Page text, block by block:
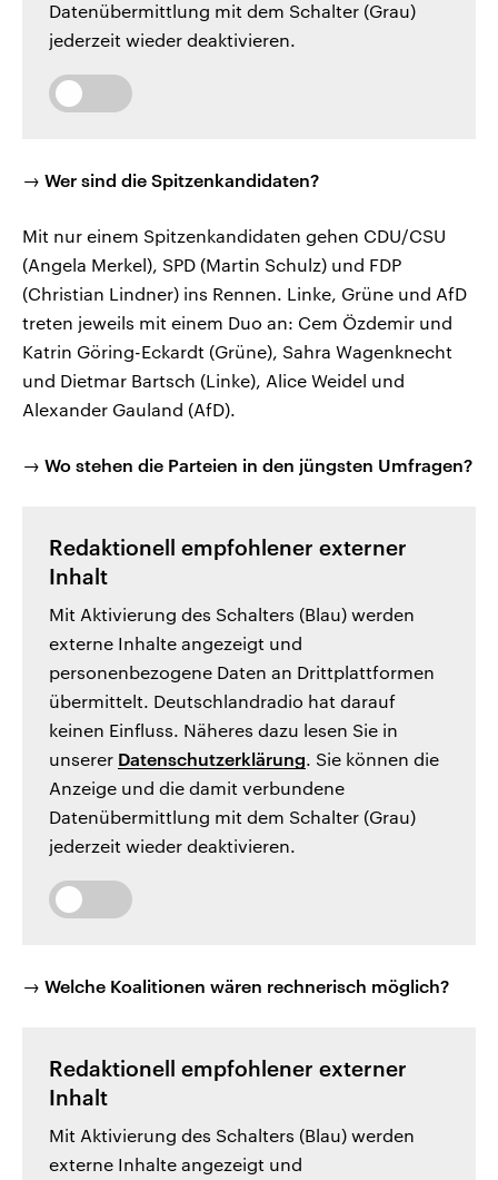
Datenübermittlung mit dem Schalter (Grau)
jederzeit wieder deaktivieren.
→ Wer sind die Spitzenkandidaten?
Mit nur einem Spitzenkandidaten gehen CDU/CSU
(Angela Merkel), SPD (Martin Schulz) und FDP
(Christian Lindner) ins Rennen. Linke, Grüne und AfD
treten jeweils mit einem Duo an: Cem Özdemir und
Katrin Göring-Eckardt (Grüne), Sahra Wagenknecht
und Dietmar Bartsch (Linke), Alice Weidel und
Alexander Gauland (AfD).
→ Wo stehen die Parteien in den jüngsten Umfragen?
Redaktionell empfohlener externer
Inhalt
Mit Aktivierung des Schalters (Blau) werden
externe Inhalte angezeigt und
personenbezogene Daten an Drittplattformen
übermittelt. Deutschlandradio hat darauf
keinen Einfluss. Näheres dazu lesen Sie in
unserer Datenschutzerklärung. Sie können die
Anzeige und die damit verbundene
Datenübermittlung mit dem Schalter (Grau)
jederzeit wieder deaktivieren.
→ Welche Koalitionen wären rechnerisch möglich?
Redaktionell empfohlener externer
Inhalt
Mit Aktivierung des Schalters (Blau) werden
externe Inhalte angezeigt und